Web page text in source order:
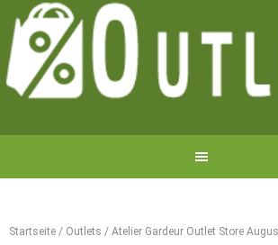
Startseite / Outlets / Atelier Gardeur Outlet Store